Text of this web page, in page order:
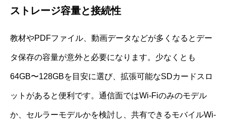
ストレージ容量と接続性
教材やPDFファイル、動画データなどが多くなるとデー
タ保存の容量が意外と必要になります。少なくとも
64GB〜128GBを目安に選び、拡張可能なSDカードスロ
ットがあると便利です。通信面ではWi-Fiのみのモデル
か、セルラーモデルかを検討し、共有できるモバイルWi-